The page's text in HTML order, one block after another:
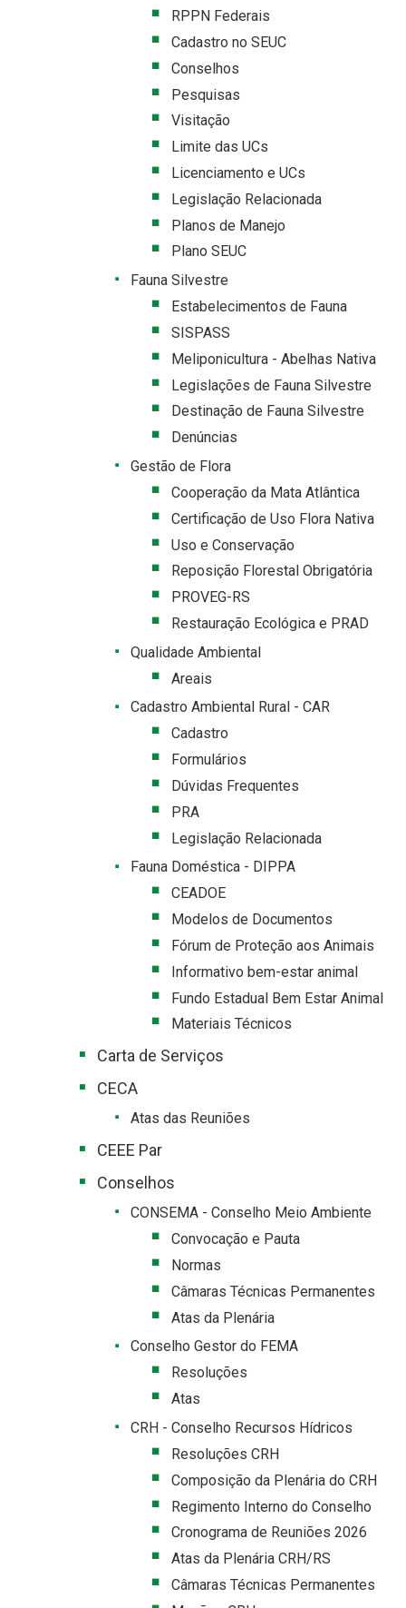
RPPN Federais
Cadastro no SEUC
Conselhos
Pesquisas
Visitação
Limite das UCs
Licenciamento e UCs
Legislação Relacionada
Planos de Manejo
Plano SEUC
Fauna Silvestre
Estabelecimentos de Fauna
SISPASS
Meliponicultura - Abelhas Nativa
Legislações de Fauna Silvestre
Destinação de Fauna Silvestre
Denúncias
Gestão de Flora
Cooperação da Mata Atlântica
Certificação de Uso Flora Nativa
Uso e Conservação
Reposição Florestal Obrigatória
PROVEG-RS
Restauração Ecológica e PRAD
Qualidade Ambiental
Areais
Cadastro Ambiental Rural - CAR
Cadastro
Formulários
Dúvidas Frequentes
PRA
Legislação Relacionada
Fauna Doméstica - DIPPA
CEADOE
Modelos de Documentos
Fórum de Proteção aos Animais
Informativo bem-estar animal
Fundo Estadual Bem Estar Animal
Materiais Técnicos
Carta de Serviços
CECA
Atas das Reuniões
CEEE Par
Conselhos
CONSEMA - Conselho Meio Ambiente
Convocação e Pauta
Normas
Câmaras Técnicas Permanentes
Atas da Plenária
Conselho Gestor do FEMA
Resoluções
Atas
CRH - Conselho Recursos Hídricos
Resoluções CRH
Composição da Plenária do CRH
Regimento Interno do Conselho
Cronograma de Reuniões 2026
Atas da Plenária CRH/RS
Câmaras Técnicas Permanentes